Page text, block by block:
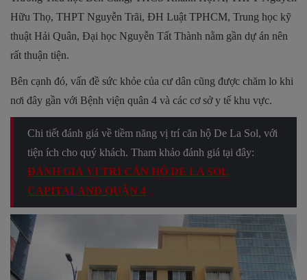
Hữu Thọ, THPT Nguyễn Trãi, ĐH Luật TPHCM, Trung học kỹ
thuật Hải Quân, Đại học Nguyễn Tất Thành nằm gần dự án nên
rất thuận tiện.
Bên cạnh đó, vấn đề sức khỏe của cư dân cũng được chăm lo khi
nơi đây gần với Bệnh viện quân 4 và các cơ sở y tế khu vực.
Chi tiết đánh giá về tiềm năng vị trí căn hộ De La Sol, với
tiện ích cho quý khách. Tham khảo đánh giá tại đây:
ĐÁNH GIÁ VỊ TRÍ CĂN HỘ DE LA SOL
CAPITALAND QUẬN 4